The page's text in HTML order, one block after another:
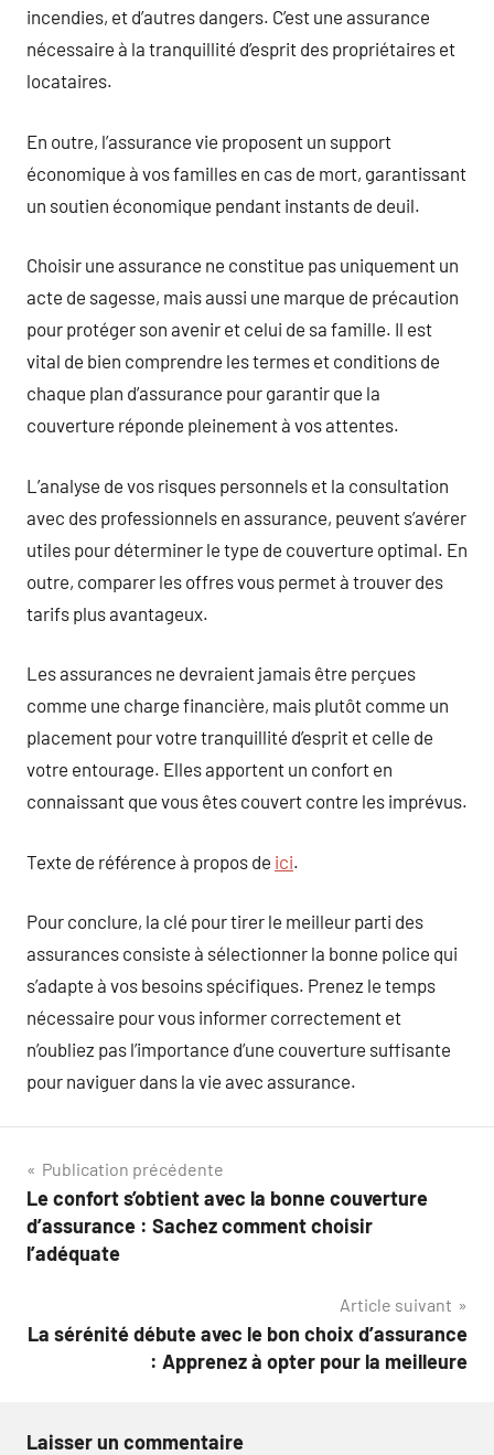
incendies, et d’autres dangers. C’est une assurance
nécessaire à la tranquillité d’esprit des propriétaires et
locataires.
En outre, l’assurance vie proposent un support
économique à vos familles en cas de mort, garantissant
un soutien économique pendant instants de deuil.
Choisir une assurance ne constitue pas uniquement un
acte de sagesse, mais aussi une marque de précaution
pour protéger son avenir et celui de sa famille. Il est
vital de bien comprendre les termes et conditions de
chaque plan d’assurance pour garantir que la
couverture réponde pleinement à vos attentes.
L’analyse de vos risques personnels et la consultation
avec des professionnels en assurance, peuvent s’avérer
utiles pour déterminer le type de couverture optimal. En
outre, comparer les offres vous permet à trouver des
tarifs plus avantageux.
Les assurances ne devraient jamais être perçues
comme une charge financière, mais plutôt comme un
placement pour votre tranquillité d’esprit et celle de
votre entourage. Elles apportent un confort en
connaissant que vous êtes couvert contre les imprévus.
Texte de référence à propos de ici.
Pour conclure, la clé pour tirer le meilleur parti des
assurances consiste à sélectionner la bonne police qui
s’adapte à vos besoins spécifiques. Prenez le temps
nécessaire pour vous informer correctement et
n’oubliez pas l’importance d’une couverture suffisante
pour naviguer dans la vie avec assurance.
Navigation
de
l’article
Publication précédente
Le confort s’obtient avec la bonne couverture
d’assurance : Sachez comment choisir
l’adéquate
Article suivant
La sérénité débute avec le bon choix d’assurance
: Apprenez à opter pour la meilleure
Laisser un commentaire